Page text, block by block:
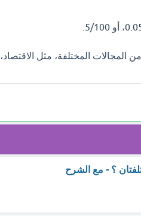
المختلفة، مثل الاقتصاد،
؟ - مع الشرح